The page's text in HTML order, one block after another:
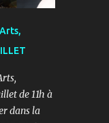
une salle
volonté
à
et
du
de 11h à
dans la